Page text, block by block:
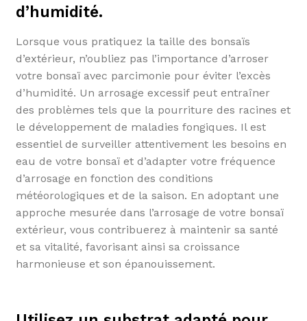
d’humidité.
Lorsque vous pratiquez la taille des bonsaïs
d’extérieur, n’oubliez pas l’importance d’arroser
votre bonsaï avec parcimonie pour éviter l’excès
d’humidité. Un arrosage excessif peut entraîner
des problèmes tels que la pourriture des racines et
le développement de maladies fongiques. Il est
essentiel de surveiller attentivement les besoins en
eau de votre bonsaï et d’adapter votre fréquence
d’arrosage en fonction des conditions
météorologiques et de la saison. En adoptant une
approche mesurée dans l’arrosage de votre bonsaï
extérieur, vous contribuerez à maintenir sa santé
et sa vitalité, favorisant ainsi sa croissance
harmonieuse et son épanouissement.